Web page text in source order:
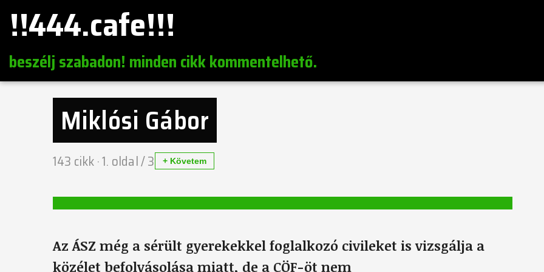
!!444.cafe!!!
beszélj szabadon! minden cikk kommentelhető.
Miklósi Gábor
143 cikk ·1. oldal /3 + Követem
Az ÁSZ még a sérült gyerekekkel foglalkozó civileket is vizsgálja a
közélet befolyásolása miatt, de a CÖF-öt nem